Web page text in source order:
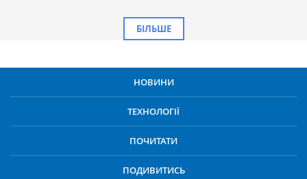
БІЛЬШЕ
НОВИНИ
ТЕХНОЛОГІЇ
ПОЧИТАТИ
ПОДИВИТИСЬ